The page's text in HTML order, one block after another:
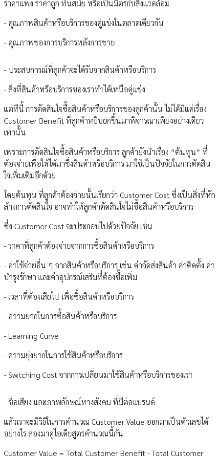
ราคาแพง ราคาถูก ทันสมัย หรือเป็นมิตรกับสิ่งแวดล้อม
- คุณภาพสินค้าหรือบริการของคู่แข่งในตลาดเดียวกัน
- คุณภาพของการบริการหลังการขาย
- ประสบการณ์ที่ลูกค้าจะได้รับจากสินค้าหรือบริการ
- สิ่งที่สินค้าหรือบริการของเราทำได้เหนือคู่แข่ง
แต่ทีนี้ การตัดสินใจซื้อสินค้าหรือบริการของลูกค้านั้น ไม่ได้มีแค่เรื่อง
Customer Benefit ที่ลูกค้าหยิบยกขึ้นมาพิจารณาเพียงอย่างเดียว
เท่านั้น
เพราะการตัดสินใจซื้อสินค้าหรือบริการ ลูกค้ายังนำเรื่อง “ต้นทุน” ที่
ต้องจ่ายเพื่อให้ได้มาซึ่งสินค้าหรือบริการ มาใช้เป็นปัจจัยในการตัดสิน
ใจเพิ่มเติมอีกด้วย
โดยต้นทุน ที่ลูกค้าต้องจ่ายนั้นเรียกว่า Customer Cost ซึ่งเป็นสิ่งที่หัก
ล้างการตัดสินใจ อาจทำให้ลูกค้าตัดสินใจไม่ซื้อสินค้าหรือบริการ
ซึ่ง Customer Cost จะประกอบไปด้วยปัจจัย เช่น
- ราคาที่ลูกค้าต้องจ่ายจากการซื้อสินค้าหรือบริการ
- ค่าใช้จ่ายอื่น ๆ จากสินค้าหรือบริการ เช่น ค่าจัดส่งสินค้า ค่าติดตั้ง ค่า
บำรุงรักษา และค่าอุปกรณ์เสริมที่ต้องซื้อเพิ่ม
- เวลาที่ต้องเสียไป เพื่อซื้อสินค้าหรือบริการ
- ความยากในการซื้อสินค้าหรือบริการ
- Learning Curve
- ความยุ่งยากในการใช้สินค้าหรือบริการ
- Switching Cost จากการเปลี่ยนมาใช้สินค้าหรือบริการของเรา
- ชื่อเสียง และภาพลักษณ์ทางสังคม ที่มีต่อแบรนด์
แล้วเราจะมีวิธีในการคำนวณ Customer Value ออกมาเป็นตัวเลขได้
อย่างไร ลองมาดูไอเดียสูตรคำนวณนี้กัน
Customer Value = Total Customer Benefit - Total Customer